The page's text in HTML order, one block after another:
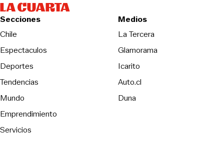
Secciones
Chile
Espectaculos
Deportes
Tendencias
Mundo
Emprendimiento
Servicios
Medios
La TerceraOpens in new
Glamorama
Icarito
Auto.cl
DunaOpens in new window